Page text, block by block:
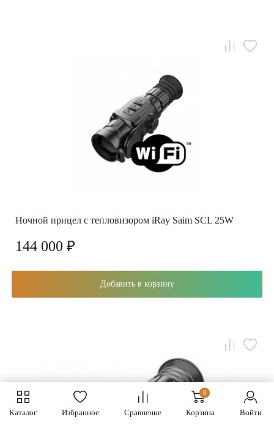
Каталог Избранное Сравнение
0
Корзина Войти
Ночной прицел с тепловизором iRay Saim SCL 25W
144 000 ₽
Добавить в корзину